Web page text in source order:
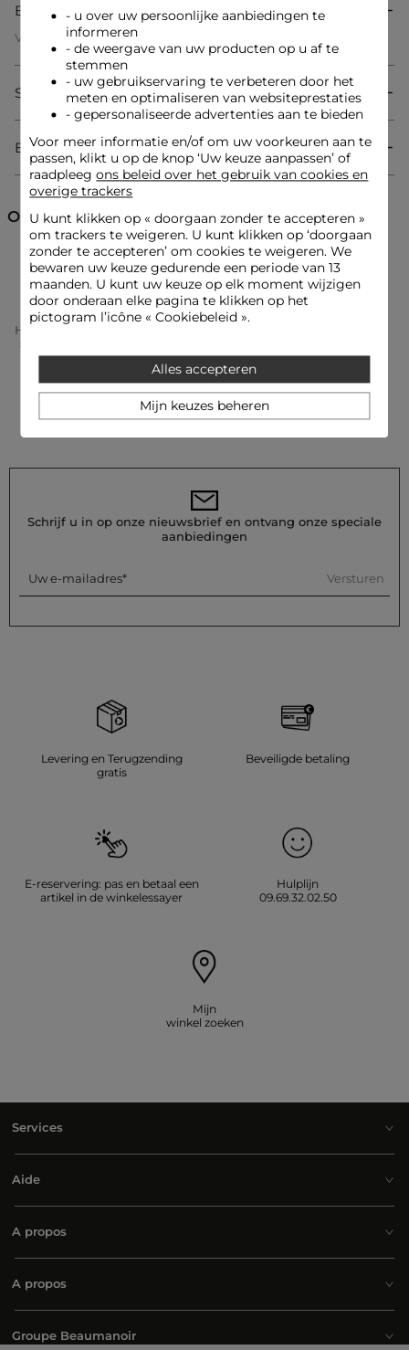
Beschrijving
V-hals capuchontrui
Rechte snit
V-hals
Lange mouwen
Capuchon
Horizontale strepen
Fijn gebreid
Details van metallic draad
Het model is 175 cm lang en draagt maat S/36
Maatadvies: kies uw gebruikelijke maat
Referentie: 32536300970850203 241-MBALLON
Categorie :Truien V-hals vrouw
Kleur :Truien V-hals vrouw ecru
Samenstelling & onderhoud
Bezorging & Retourzending
Ontdek ook
Truien Truien V-hals Sweaters
Home
Schrijf u in op onze nieuwsbrief en ontvang onze speciale
aanbiedingen
Uw e-mailadres Versturen
Levering en Terugzending
gratis
Beveiligde betaling
E-reservering: pas en betaal een
artikel in de winkelessayer
Hulplijn
09.69.32.02.50
Mijn
winkel zoeken
Services
Aide
A propos
A propos
Groupe Beaumanoir
- u over uw persoonlijke aanbiedingen te
informeren
- de weergave van uw producten op u af te
stemmen
- uw gebruikservaring te verbeteren door het
meten en optimaliseren van websiteprestaties
- gepersonaliseerde advertenties aan te bieden
Voor meer informatie en/of om uw voorkeuren aan te
passen, klikt u op de knop ‘Uw keuze aanpassen’ of
raadpleegons beleid over het gebruik van cookies en
overige trackers
U kunt klikken op « doorgaan zonder te accepteren»
om trackers te weigeren. U kunt klikken op ‘doorgaan
zonder te accepteren’ om cookies te weigeren. We
bewaren uw keuze gedurende een periode van 13
maanden. U kunt uw keuze op elk moment wijzigen
door onderaan elke pagina te klikken op het
pictogram l’icône « Cookiebeleid ».
Alles accepteren
Mijn keuzes beheren